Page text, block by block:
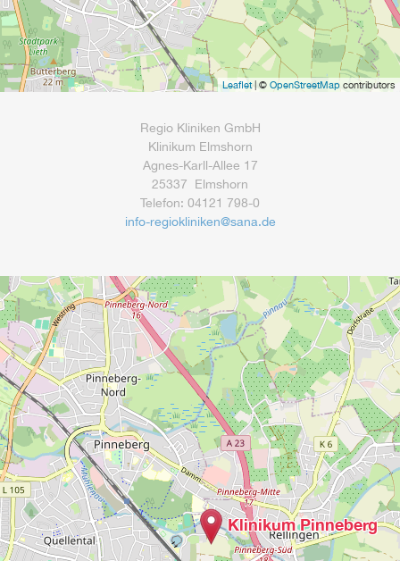
Leaflet| © OpenStreetMap contributors
Regio Kliniken GmbH
Klinikum Elmshorn
Agnes-Karll-Allee 17
25337 Elmshorn
Telefon: 04121 798-0
info-regiokliniken@sana.de
Klinikum Pinneberg